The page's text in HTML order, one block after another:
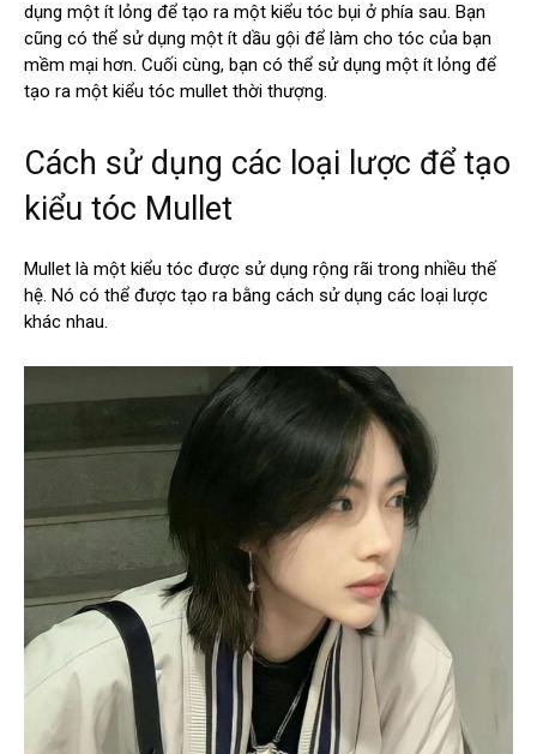
dụng một ít lỏng để tạo ra một kiểu tóc bụi ở phía sau. Bạn
cũng có thể sử dụng một ít dầu gội để làm cho tóc của bạn
mềm mại hơn. Cuối cùng, bạn có thể sử dụng một ít lỏng để
tạo ra một kiểu tóc mullet thời thượng.
Cách sử dụng các loại lược để tạo
kiểu tóc Mullet
Mullet là một kiểu tóc được sử dụng rộng rãi trong nhiều thế
hệ. Nó có thể được tạo ra bằng cách sử dụng các loại lược
khác nhau.